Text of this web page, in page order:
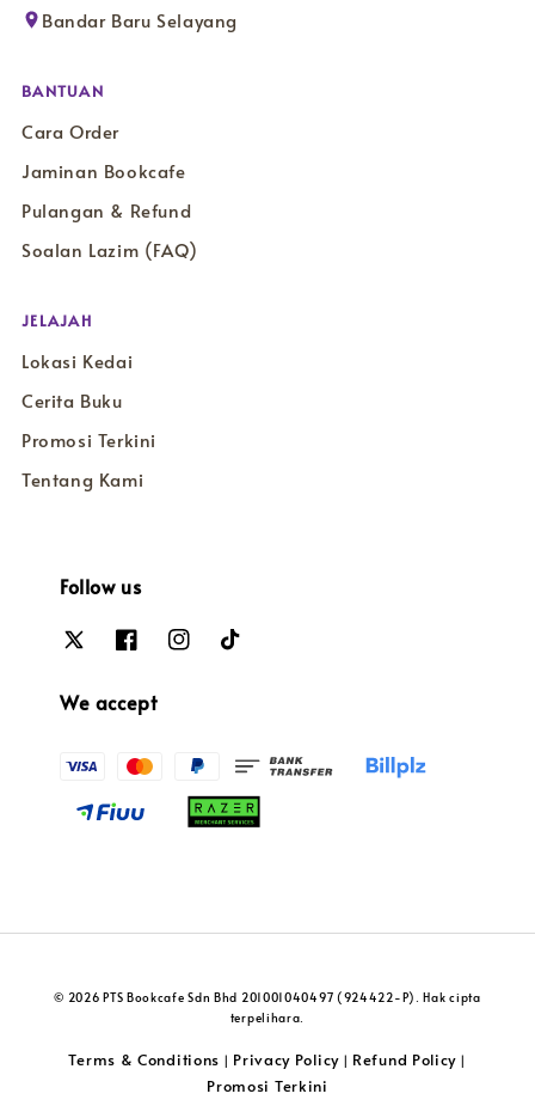
Bandar Baru Selayang
BANTUAN
Cara Order
Jaminan Bookcafe
Pulangan & Refund
Soalan Lazim (FAQ)
JELAJAH
Lokasi Kedai
Cerita Buku
Promosi Terkini
Tentang Kami
Follow us
We accept
© 2026 PTS Bookcafe Sdn Bhd 201001040497 (924422-P). Hak cipta
terpelihara.
Terms & Conditions | Privacy Policy| Refund Policy |
Promosi Terkini